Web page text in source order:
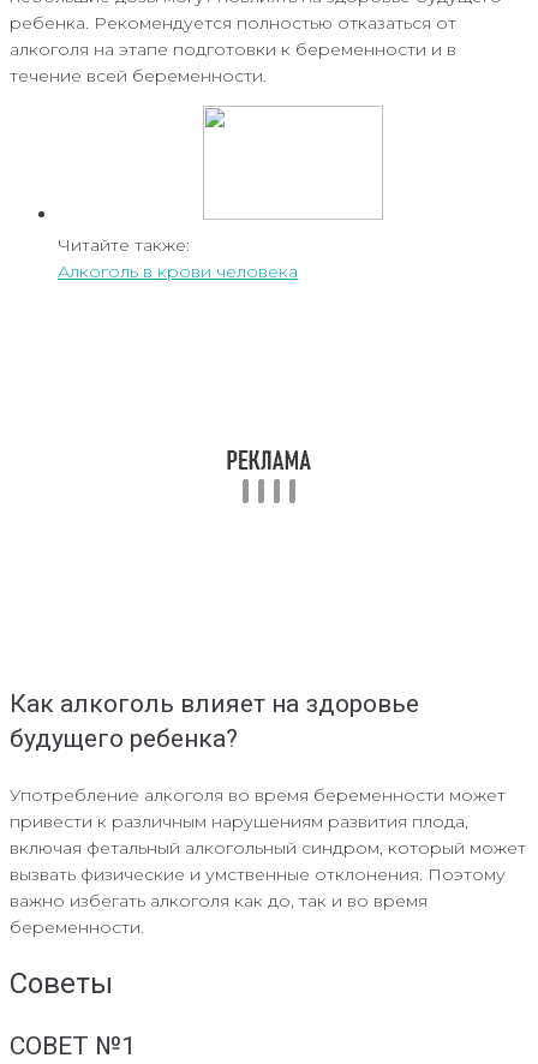
ребенка. Рекомендуется полностью отказаться от
алкоголя на этапе подготовки к беременности и в
течение всей беременности.
Читайте также:
Алкоголь в крови человека
Как алкоголь влияет на здоровье
будущего ребенка?
Употребление алкоголя во время беременности может
привести к различным нарушениям развития плода,
включая фетальный алкогольный синдром, который может
вызвать физические и умственные отклонения. Поэтому
важно избегать алкоголя как до, так и во время
беременности.
Советы
СОВЕТ №1